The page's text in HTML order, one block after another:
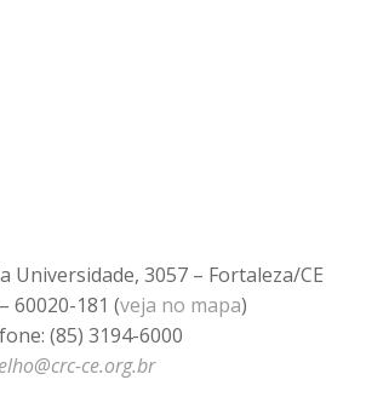
Universidade, 3057 – Fortaleza/CE
60020-181 (veja no mapa)
(85) 3194-6000
ce.org.br